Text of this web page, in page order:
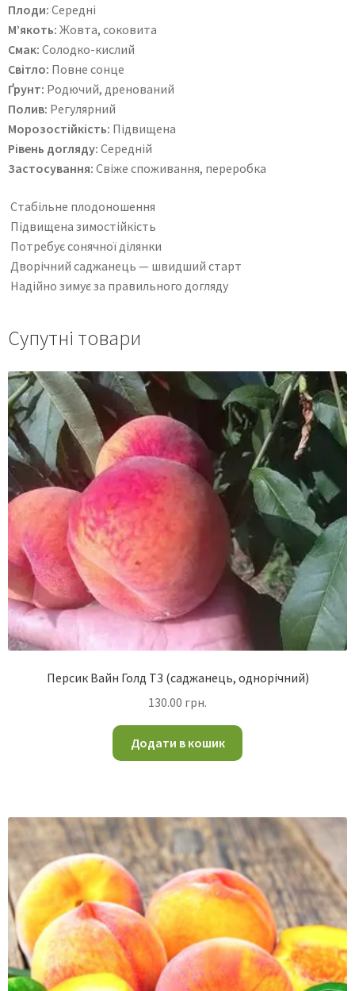
Плоди: Середні
М’якоть: Жовта, соковита
Смак: Солодко-кислий
Світло: Повне сонце
Ґрунт: Родючий, дренований
Полив: Регулярний
Морозостійкість: Підвищена
Рівень догляду: Середній
Застосування: Свіже споживання, переробка
Стабільне плодоношення
Підвищена зимостійкість
Потребує сонячної ділянки
Дворічний саджанець — швидший старт
Надійно зимує за правильного догляду
Супутні товари
Персик Вайн Голд Т3 (саджанець, однорічний)
130.00 грн.
Додати в кошик